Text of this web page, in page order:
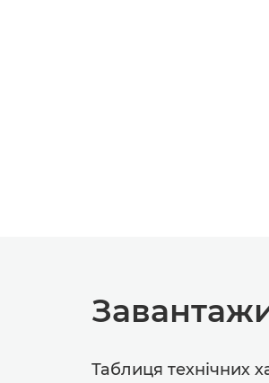
Таблиця технічних